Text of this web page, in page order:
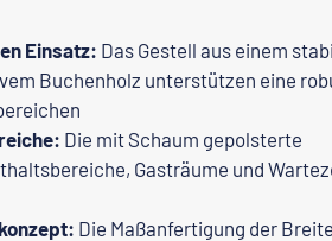
Einsatz: Das Gestell aus einem
Buchenholz unterstützen eine
Die mit Schaum gepolsterte
Gasträume und
Die Maßanfertigung der